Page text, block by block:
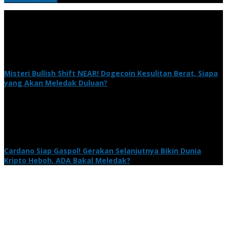
Misteri Bullish Shift NEAR! Dogecoin Kesulitan Berat, Siapa
yang Akan Meledak Duluan?
Cardano Siap Gaspol! Gerakan Selanjutnya Bikin Dunia
Kripto Heboh, ADA Bakal Meledak?